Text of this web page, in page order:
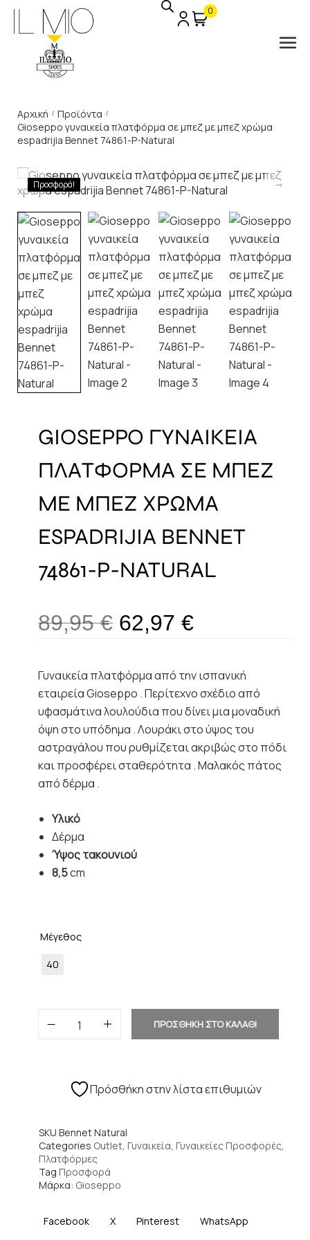
0
Αρχική / Προϊόντα /
Gioseppo γυναικεία πλατφόρμα σε μπεζ με μπεζ χρώμα
espadrijia Bennet 74861-P-Natural
Προσφορά!
GIOSEPPO ΓΥΝΑΙΚΕΙΑ
ΠΛΑΤΦΟΡΜΑ ΣΕ ΜΠΕΖ
ΜΕ ΜΠΕΖ ΧΡΩΜΑ
ESPADRIJIA BENNET
74861-P-NATURAL
89,95€ 62,97 €
Γυναικεία πλατφόρμα από την ισπανική
εταιρεία Gioseppo . Περίτεχνο σχέδιο από
υφασμάτινα λουλούδια που δίνει μια μοναδική
όψη στο υπόδημα . Λουράκι στο ύψος του
αστραγάλου που ρυθμίζεται ακριβώς στο πόδι
και προσφέρει σταθερότητα . Μαλακός πάτος
από δέρμα .
Υλικό
Δέρμα
Ύψος τακουνιού
8,5cm
Μέγεθος
40
ΠΡΟΣΘΗΚΗ ΣΤΟ ΚΑΛΑΘΙ
Πρόσθήκη στην λίστα επιθυμιών
SKU Bennet Natural
Categories Outlet, Γυναικεία, Γυναικείες Προσφορές,
Πλατφόρμες
Tag Προσφορά
Μάρκα: Gioseppo
Facebook X Pinterest WhatsApp